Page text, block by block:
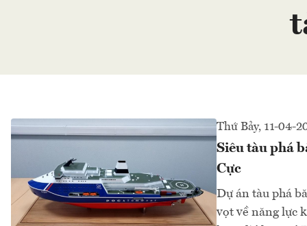
Thứ Bảy, 11-04-
Siêu tàu phá
Cực
Dự án tàu phá
vọt về năng lực